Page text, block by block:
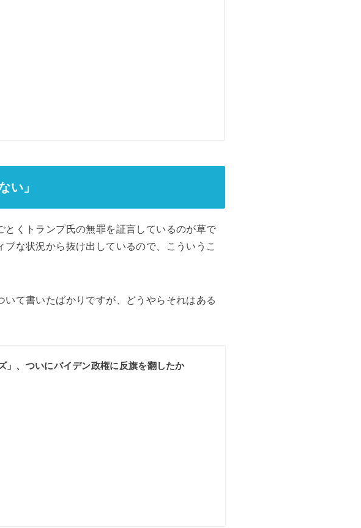
い」
くトランプ氏の無罪を証言しているのが草で
な状況から抜け出しているので、こういうこ
て書いたばかりですが、どうやらそれはある
」、ついにバイデン政権に反旗を翻したか